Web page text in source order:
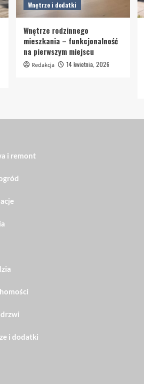
Wnętrze i dodatki
Wnętrze rodzinnego
mieszkania – funkcjonalność
na pierwszym miejscu
Redakcja 14 kwietnia, 2026
i remont
i dodatki